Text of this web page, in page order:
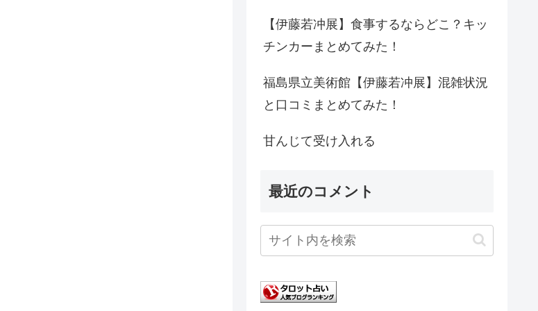
【伊藤若冲展】食事するならどこ？キッ
チンカーまとめてみた！
福島県立美術館【伊藤若冲展】混雑状況
と口コミまとめてみた！
甘んじて受け入れる
最近のコメント